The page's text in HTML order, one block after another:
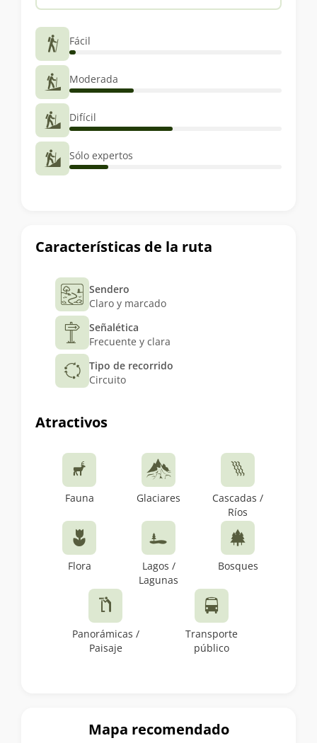
Características de la ruta
Sendero
Claro y marcado
Señalética
Frecuente y clara
Tipo de recorrido
Circuito
Atractivos
Fauna Glaciares
Cascadas /
Ríos
Flora
Lagos /
Lagunas
Bosques
Panorámicas /
Paisaje
Transporte
público
Fácil
Moderada
Difícil
Sólo expertos
Mapa recomendado